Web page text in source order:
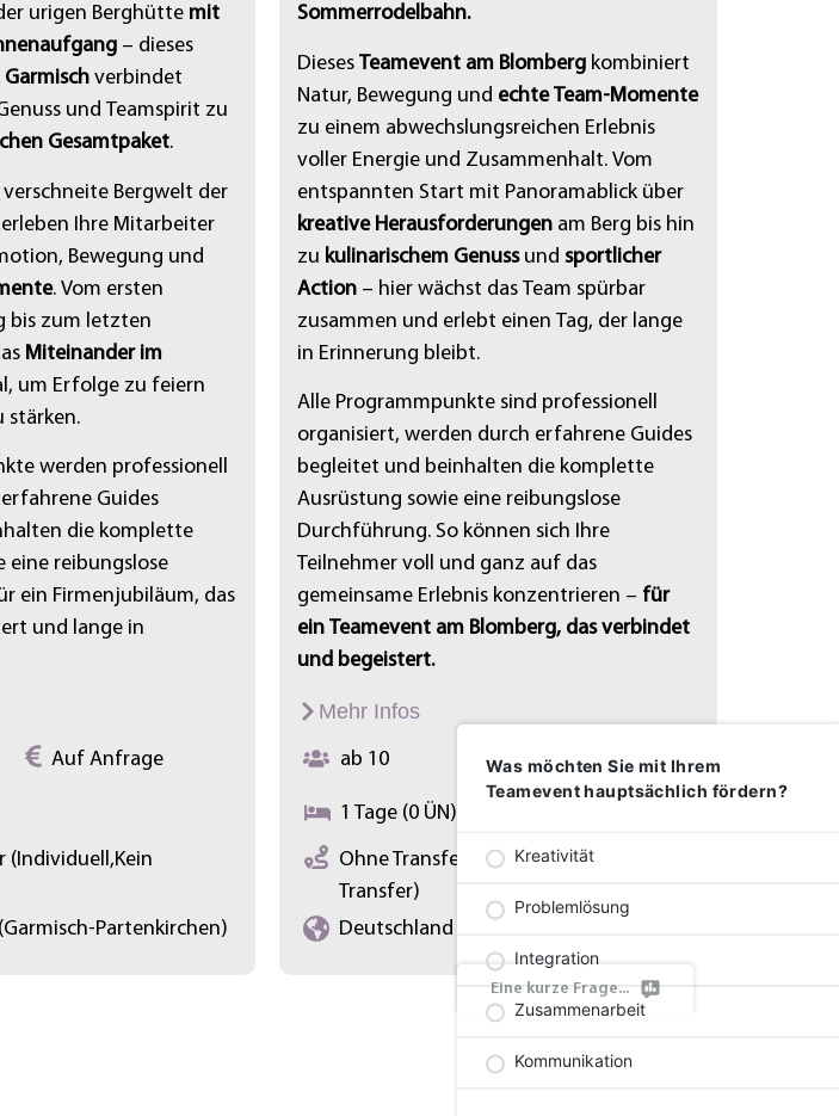
urigen Berghüttemit
– dieses
verbindet
und Teamspirit zu
Gesamtpaket.
Bergwelt der
Ihre Mitarbeiter
Bewegung und
. Vom ersten
bis zum letzten
Miteinander im
um Erfolge zu feiern
stärken.
werden professionell
Guides
die komplette
eine reibungslose
ein Firmenjubiläum, das
und lange in
Auf Anfrage
(Individuell,Kein
Partenkirchen)
Sommerrodelbahn.
DiesesTeamevent am Blomberg kombiniert
Natur, Bewegung und echte Team-Momente
zu einem abwechslungsreichen Erlebnis
voller Energie und Zusammenhalt. Vom
entspannten Start mit Panoramablick über
kreative Herausforderungen am Berg bis hin
zu kulinarischem Genussund sportlicher
Action – hier wächst das Team spürbar
zusammen und erlebt einen Tag, der lange
in Erinnerung bleibt.
Alle Programmpunkte sind professionell
organisiert, werden durch erfahrene Guides
begleitet und beinhalten die komplette
Ausrüstung sowie eine reibungslose
Durchführung. So können sich Ihre
Teilnehmer voll und ganz auf das
gemeinsame Erlebnis konzentrieren – für
ein Teamevent am Blomberg, das verbindet
und begeistert.
Mehr Infos
ab 10 Auf Anfrage
1 Tage (0 ÜN)
Ohne Transfer (Individuell,Kein
Transfer)
Deutschland (Bad Tölz)
Eine kurze Frage...
Was möchten Sie mit Ihrem
Teamevent hauptsächlich fördern?
Kreativität
Problemlösung
Integration
Zusammenarbeit
Kommunikation